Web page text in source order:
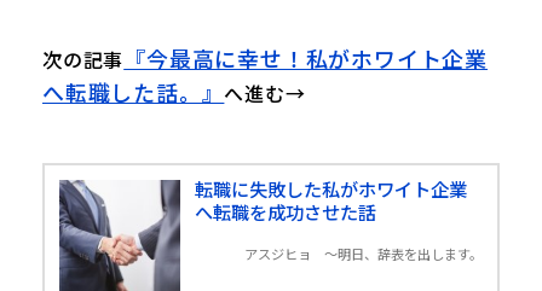
次の記事『今最高に幸せ！私がホワイト企業
へ転職した話。』へ進む→
転職に失敗した私がホワイト企業
へ転職を成功させた話
アスジヒョ 〜明日、辞表を出します。